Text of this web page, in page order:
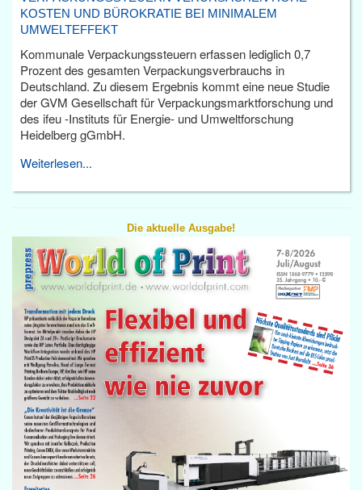
KOSTEN UND BÜROKRATIE BEI MINIMALEM
UMWELTEFFEKT
Kommunale Verpackungssteuern erfassen lediglich 0,7
Prozent des gesamten Verpackungsverbrauchs in
Deutschland. Zu diesem Ergebnis kommt eine neue Studie
der GVM Gesellschaft für Verpackungsmarktforschung und
des ifeu -Instituts für Energie- und Umweltforschung
Heidelberg gGmbH.
Weiterlesen...
Die aktuelle Ausgabe!